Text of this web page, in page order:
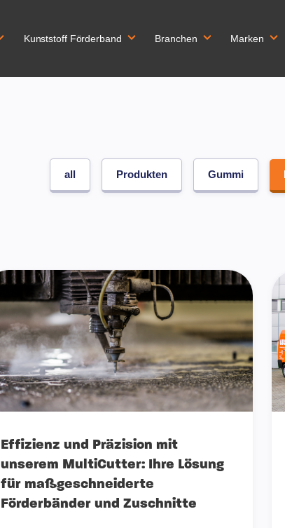
Kunststoff Förderband Branchen Marken
all Produkten Gummi
Effizienz und Präzision mit
unserem MultiCutter: Ihre Lösung
für maßgeschneiderte
Förderbänder und Zuschnitte